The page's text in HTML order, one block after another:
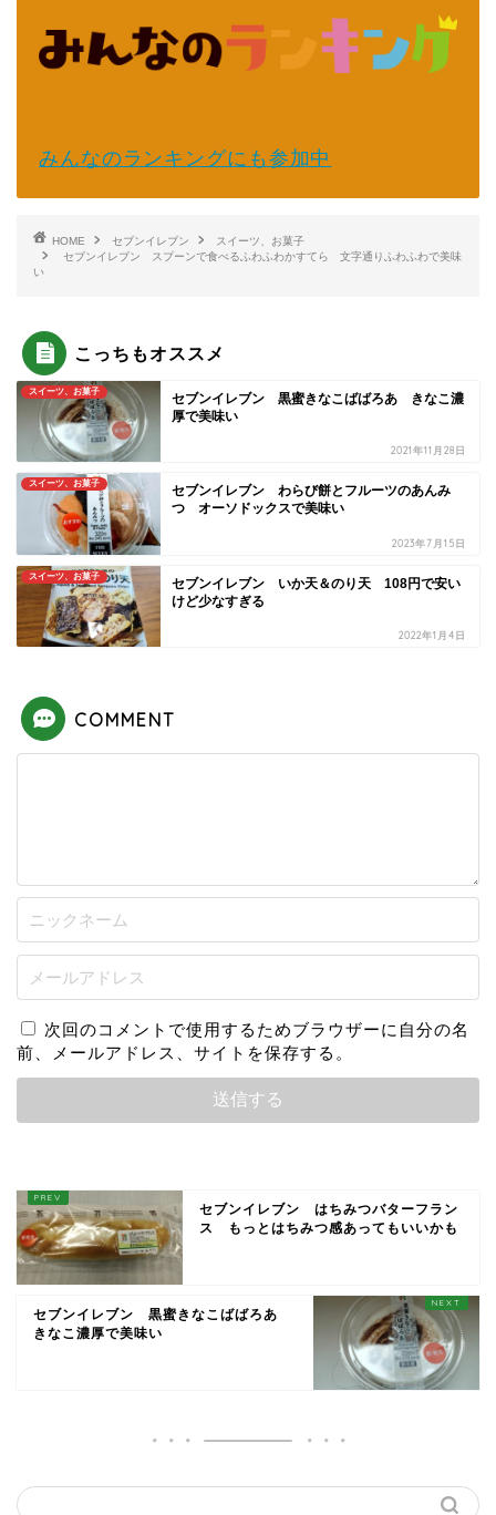
みんなのランキングにも参加中
HOME セブンイレブン
スイーツ、お菓子
セブンイレブン スプーンで食べるふわふわかすてら 文字通りふわふわで美味
い
こっちもオススメ
スイーツ、お菓子
セブンイレブン 黒蜜きなこばばろあ きなこ濃
厚で美味い
2021年11月28日
スイーツ、お菓子
セブンイレブン わらび餅とフルーツのあんみ
つ オーソドックスで美味い
2023年7月15日
スイーツ、お菓子
セブンイレブン いか天＆のり天 108円で安い
けど少なすぎる
2022年1月4日
COMMENT
次回のコメントで使用するためブラウザーに自分の名
前、メールアドレス、サイトを保存する。
セブンイレブン はちみつバターフラン
ス もっとはちみつ感あってもいいかも
セブンイレブン 黒蜜きなこばばろあ
きなこ濃厚で美味い